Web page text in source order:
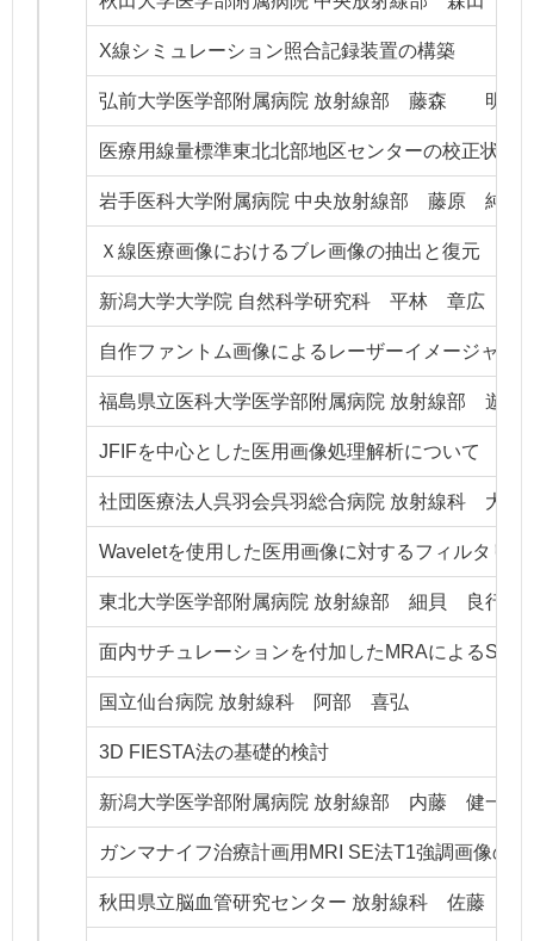
X線シミュレーション照合記録装置の構築
弘前大学医学部附属病院 放射線部 藤森 明
医療用線量標準東北北部地区センターの校正状況
岩手医科大学附属病院 中央放射線部 藤原 純一
Ｘ線医療画像におけるブレ画像の抽出と復元
新潟大学大学院 自然科学研究科 平林 章広
自作ファントム画像によるレーザーイメージャー
福島県立医科大学医学部附属病院 放射線部 遊
JFIFを中心とした医用画像処理解析について
社団医療法人呉羽会呉羽総合病院 放射線科
Waveletを使用した医用画像に対するフィルタリ
東北大学医学部附属病院 放射線部 細貝 良行
面内サチュレーションを付加したMRAによる
国立仙台病院 放射線科 阿部 喜弘
3D FIESTA法の基礎的検討
新潟大学医学部附属病院 放射線部 内藤 健一
ガンマナイフ治療計画用MRI SE法T1強調画像の
秋田県立脳血管研究センター 放射線科 佐藤